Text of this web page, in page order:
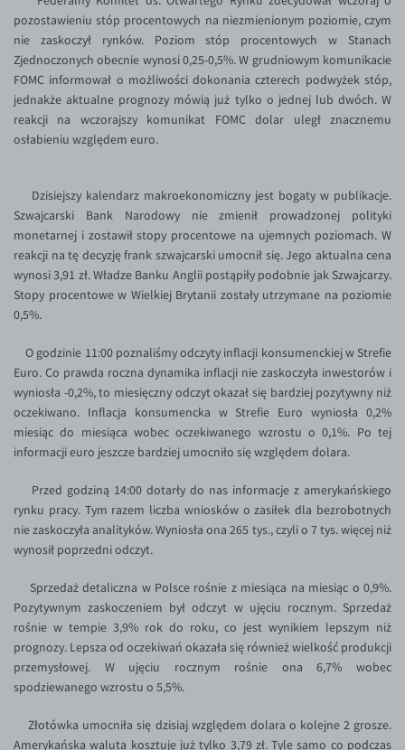
Inne pary walutowe
AUD/PLN
BGN/PLN
CAD/PLN
CNY/PLN
HUF/PLN
ILS/PLN
JPY/PLN
NZD/PLN
TRY/PLN
ZAR/PLN
EUR/USD
EUR/GBP
EUR/CHF
EUR/CZK
EUR/DKK
EUR/NOK
EUR/SEK
EUR/AUD
EUR/BGN
EUR/CNY
Aplikacja mobilna
Bezpieczeństwo
Pomoc
Pomoc
FAQ
Wymiana walut
Banki i przelewy
Przelewy zagraniczne
Słowniczek
Poradnik
KONTAKT
Kontakt
Dla mediów
PL
pozostawieniu stóp procentowych na niezmienionym poziomie, czym
nie zaskoczył rynków. Poziom stóp procentowych w Stanach
Zjednoczonych obecnie wynosi 0,25-0,5%. W grudniowym komunikacie
FOMC informował o możliwości dokonania czterech podwyżek stóp,
jednakże aktualne prognozy mówią już tylko o jednej lub dwóch. W
reakcji na wczorajszy komunikat FOMC dolar uległ znacznemu
osłabieniu względem euro.
Dzisiejszy kalendarz makroekonomiczny jest bogaty w publikacje.
Szwajcarski Bank Narodowy nie zmienił prowadzonej polityki
monetarnej i zostawił stopy procentowe na ujemnych poziomach. W
reakcji na tę decyzję frank szwajcarski umocnił się. Jego aktualna cena
wynosi 3,91 zł. Władze Banku Anglii postąpiły podobnie jak Szwajcarzy.
Stopy procentowe w Wielkiej Brytanii zostały utrzymane na poziomie
0,5%.
O godzinie 11:00 poznaliśmy odczyty inflacji konsumenckiej w Strefie
Euro. Co prawda roczna dynamika inflacji nie zaskoczyła inwestorów i
wyniosła -0,2%, to miesięczny odczyt okazał się bardziej pozytywny niż
oczekiwano. Inflacja konsumencka w Strefie Euro wyniosła 0,2%
miesiąc do miesiąca wobec oczekiwanego wzrostu o 0,1%. Po tej
informacji euro jeszcze bardziej umocniło się względem dolara.
Przed godziną 14:00 dotarły do nas informacje z amerykańskiego
rynku pracy. Tym razem liczba wniosków o zasiłek dla bezrobotnych
nie zaskoczyła analityków. Wyniosła ona 265 tys., czyli o 7 tys. więcej niż
wynosił poprzedni odczyt.
Sprzedaż detaliczna w Polsce rośnie z miesiąca na miesiąc o 0,9%.
Pozytywnym zaskoczeniem był odczyt w ujęciu rocznym. Sprzedaż
rośnie w tempie 3,9% rok do roku, co jest wynikiem lepszym niż
prognozy. Lepsza od oczekiwań okazała się również wielkość produkcji
przemysłowej. W ujęciu rocznym rośnie ona 6,7% wobec
spodziewanego wzrostu o 5,5%.
Złotówka umocniła się dzisiaj względem dolara o kolejne 2 grosze.
Amerykańska waluta kosztuje już tylko 3,79 zł. Tyle samo co podczas